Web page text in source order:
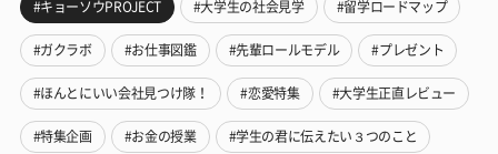
#キョーソウPROJECT #大学生の社会見学 #留学ロードマップ
#ガクラボ #お仕事図鑑 #先輩ロールモデル #プレゼント
#ほんとにいい会社見つけ隊！ #恋愛特集 #大学生正直レビュー
#特集企画 #お金の授業 #学生の君に伝えたい３つのこと